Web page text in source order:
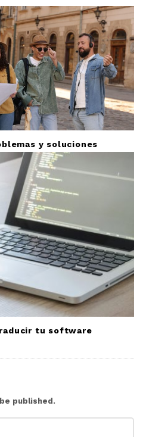
y soluciones
tu software
published.